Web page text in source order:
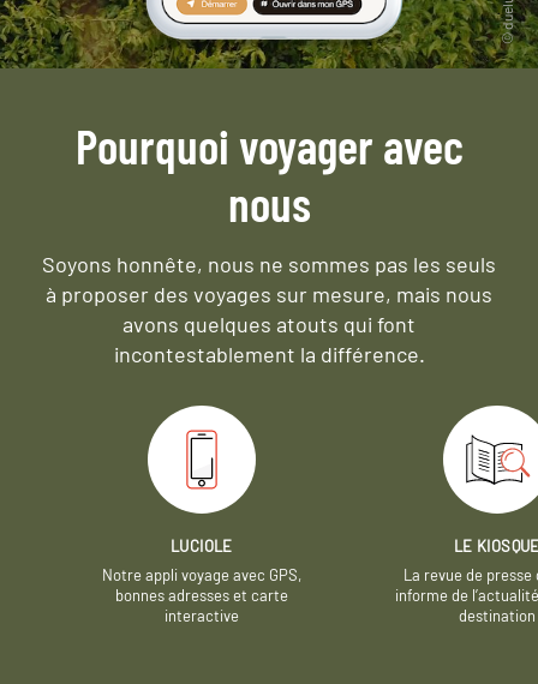
Pourquoi voyager avec
nous
Soyons honnête, nous ne sommes pas les seuls
à proposer des voyages sur mesure, mais nous
avons quelques atouts qui font
incontestablement la différence.
LUCIOLE
Notre appli voyage avec GPS,
bonnes adresses et carte
interactive
LE
La revue de presse
informe de
destination